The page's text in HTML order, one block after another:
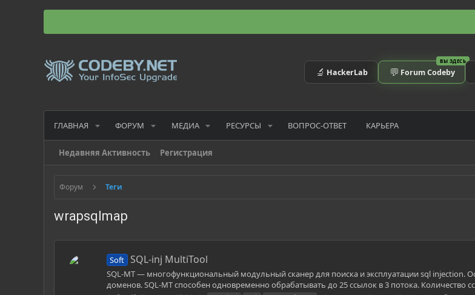
🔬 HackerLab
ВЫ ЗДЕСЬ
💬 Forum Codeby
ГЛАВНАЯ ФОРУМ МЕДИА РЕСУРСЫ ВОПРОС-ОТВЕТ КАРЬЕРА
Недавняя Активность Регистрация
Форум Теги
wrapsqlmap
Soft SQL-inj MultiTool
SQL-MT — многофункциональный модульный сканер для поиска и эксплуатации sql injection.
доменов. SQL-MT способен одновременно обрабатывать до 25 ссылок в 3 потока. Количество